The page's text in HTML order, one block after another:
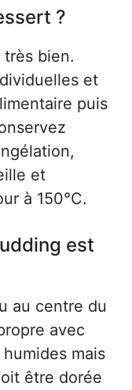
?
bien.
et
puis
et
à 150°C.
est
au centre du
avec
mais
être dorée